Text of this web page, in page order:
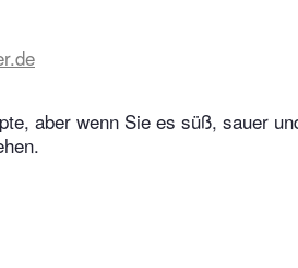
aber wenn Sie es süß, sauer